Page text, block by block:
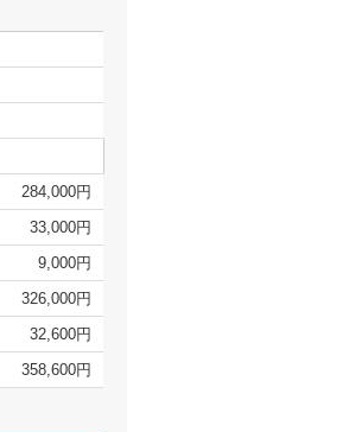
284,000円
33,000円
9,000円
326,000円
32,600円
358,600円